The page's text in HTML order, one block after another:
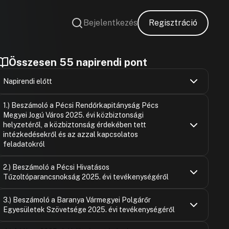
Bejelentkezés Regisztráció
Összesen 55 napirendi pont
Napirendi előtt
Felszólaló
1.) Beszámoló a Pécsi Rendőrkapitányság Pécs
Megyei Jogú Város 2025. évi közbiztonsági
helyzetéről, a közbiztonság érdekében tett
intézkedésekről és az azzal kapcsolatos
feladatokról
Dr. Háber
Barkóczi
Deliné
2.) Beszámoló a Pécsi Hivatásos
Tűzoltóparancsnokság 2025. évi tevékenységéről
Barkóczi
Barkóczi
Berényi
3.) Beszámoló a Baranya Vármegyei Polgárőr
Egyesületek Szövetsége 2025. évi tevékenységéről
Csaba